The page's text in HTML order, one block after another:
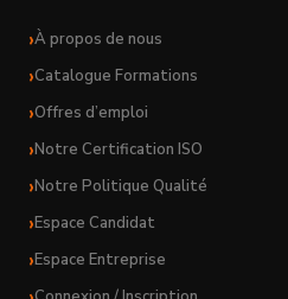
À propos de nous
Catalogue Formations
Offres d’emploi
Notre Certification ISO
Notre Politique Qualité
Espace Candidat
Espace Entreprise